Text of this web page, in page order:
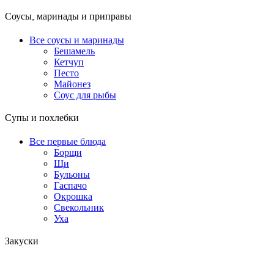
Соусы, маринады и приправы
Все соусы и маринады
Бешамель
Кетчуп
Песто
Майонез
Соус для рыбы
Супы и похлебки
Все первые блюда
Борщи
Щи
Бульоны
Гаспачо
Окрошка
Свекольник
Уха
Закуски